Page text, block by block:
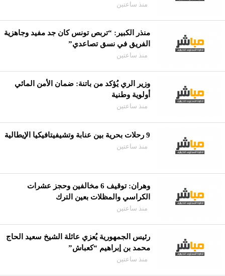
منذ ساعتين
منذر الكبير: “تربص تونس كان جد مفيد وجاهزية
الفريق في نسق تصاعدي”
منذ ساعتين
وزير الري يُؤكد من باتنة: ضمان الأمن المائي
أولوية وطنية
منذ ساعتين
9 رحلات بحرية بين عنابة وتشيفيتافيكيا الإيطالية
منذ ساعتين
وهران: توقيف 6 مخالفين وحجز عشرات
الكراسي والمظلات بعين الترك
منذ ساعتين
رئيس الجمهورية يُعزي عائلة الشيخ سعيد الحاج
محمد بن إبراهيم “كعباش”
منذ ساعتين